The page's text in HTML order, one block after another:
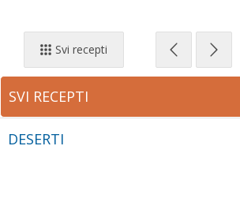
Svi recepti
SVI RECEPTI
DESERTI